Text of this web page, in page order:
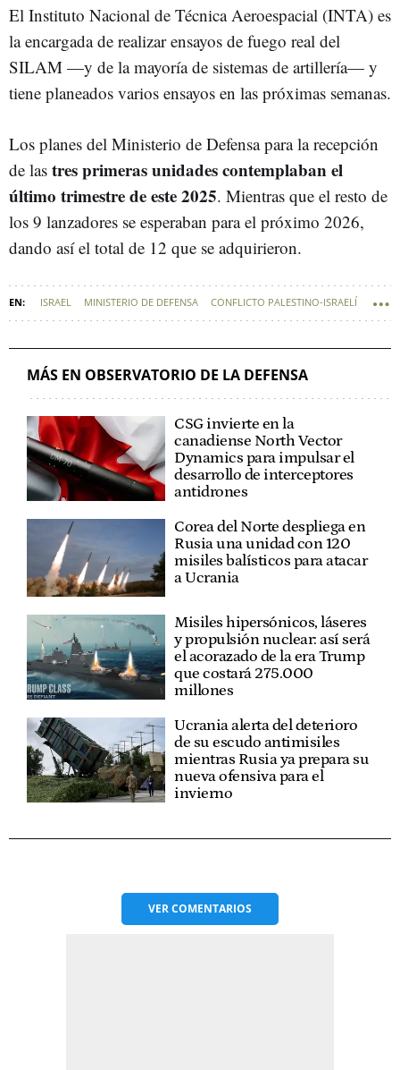
El Instituto Nacional de Técnica Aeroespacial (INTA) es
la encargada de realizar ensayos de fuego real del
SILAM —y de la mayoría de sistemas de artillería— y
tiene planeados varios ensayos en las próximas semanas.
Los planes del Ministerio de Defensa para la recepción
de las tres primeras unidades contemplaban el
último trimestre de este 2025. Mientras que el resto de
los 9 lanzadores se esperaban para el próximo 2026,
dando así el total de 12 que se adquirieron.
ISRAEL MINISTERIO DE DEFENSA CONFLICTO PALESTINO-ISRAELÍ
DEFENSA - POLÍTICA DE DEFENSA
MÁS EN OBSERVATORIO DE LA DEFENSA
CSG invierte en la
canadiense North Vector
Dynamics para impulsar el
desarrollo de interceptores
antidrones
Corea del Norte despliega en
Rusia una unidad con 120
misiles balísticos para atacar
a Ucrania
Misiles hipersónicos, láseres
y propulsión nuclear: así será
el acorazado de la era Trump
que costará 275.000
millones
Ucrania alerta del deterioro
de su escudo antimisiles
mientras Rusia ya prepara su
nueva ofensiva para el
invierno
VERCOMENTARIOS